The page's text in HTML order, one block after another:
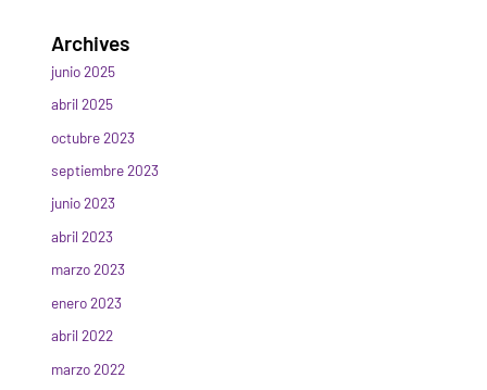
Archives
junio 2025
abril 2025
octubre 2023
septiembre 2023
junio 2023
abril 2023
marzo 2023
enero 2023
abril 2022
marzo 2022